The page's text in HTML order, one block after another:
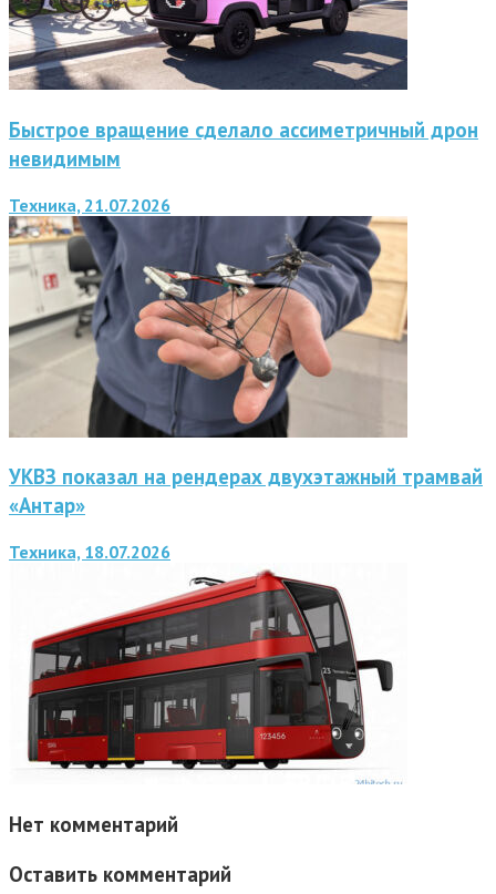
Быстрое вращение сделало ассиметричный дрон
невидимым
Техника, 21.07.2026
УКВЗ показал на рендерах двухэтажный трамвай
«Антар»
Техника, 18.07.2026
Нет комментарий
Оставить комментарий